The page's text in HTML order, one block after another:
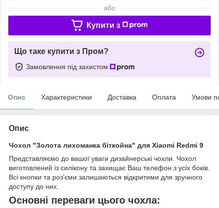
або
Купити з
Що таке купити з Пром?
Замовлення під захистом
Опис Характеристики Доставка Оплата Умови
Опис
Чохол "Золота лихоманка біткойна" для Xiaomi Redmi 9
Представляємо до вашої уваги дизайнерські чохли. Чохол
виготовлений із силікону та захищає Ваш телефон з усіх боків.
Всі кнопки та роз'єми залишаються відкритими для зручного
доступу до них.
Основні переваги цього чохла: